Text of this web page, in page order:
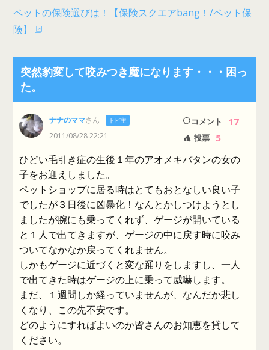
ペットの保険選びは！【保険スクエアbang！/ペット保
険】
突然豹変して咬みつき魔になります・・・困っ
た。
ナナのママさん トピ主
2011/08/28 22:21
コメント 17
投票 5
ひどい毛引き症の生後１年のアオメキバタンの女の
子をお迎えしました。
ペットショップに居る時はとてもおとなしい良い子
でしたが３日後に凶暴化！なんとかしつけようとし
ましたが腕にも乗ってくれず、ゲージが開いている
と１人で出てきますが、ゲージの中に戻す時に咬み
ついてなかなか戻ってくれません。
しかもゲージに近づくと変な踊りをしますし、一人
で出てきた時はゲージの上に乗って威嚇します。
まだ、１週間しか経っていませんが、なんだか悲し
くなり、この先不安です。
どのようにすればよいのか皆さんのお知恵を貸して
ください。